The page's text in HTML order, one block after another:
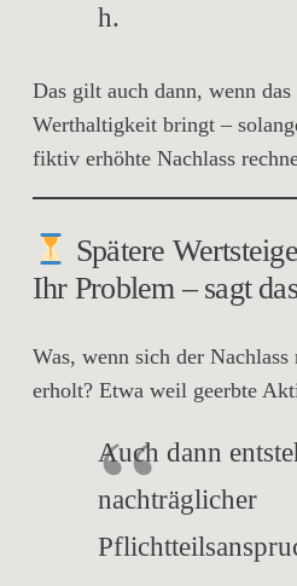
h.
Das gilt auch dann, wenn
Werthaltigkeit bringt –
fiktiv erhöhte Nachlass
Spätere
Ihr Problem – sagt
Was, wenn sich der Nachlass
erholt? Etwa weil geerbte
Auch dann
nachträglicher